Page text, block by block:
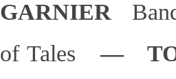
GARNIER
of Tales
—